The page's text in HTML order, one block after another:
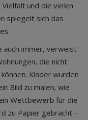
und die vielen
spiegelt sich das
auch immer, verweist
die nicht
Kinder wurden
Bild zu malen, wie
Wettbewerb für die
zu Papier gebracht –